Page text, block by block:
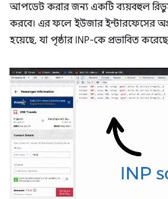
আপডেট করার জন্য একটি ব্যয়বহুল
করবে। এর ফলে ইউজার ইন্টারফেসের
হয়েছে, যা পৃষ্ঠার INP-কে প্রভাবিত